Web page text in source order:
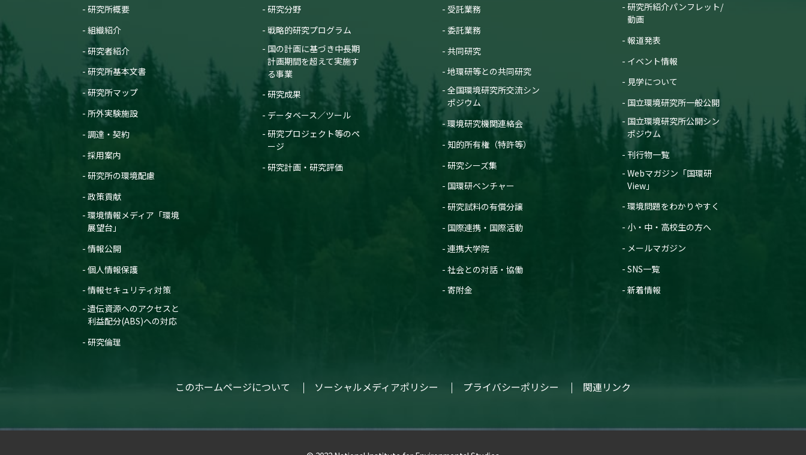
研究所概要
組織紹介
研究者紹介
研究所基本文書
研究所マップ
所外実験施設
調達・契約
採用案内
研究所の環境配慮
政策貢献
環境情報メディア「環境
展望台」
情報公開
個人情報保護
情報セキュリティ対策
遺伝資源へのアクセスと
利益配分(ABS)への対応
研究倫理
研究分野
戦略的研究プログラム
国の計画に基づき中長期
計画期間を超えて実施す
る事業
研究成果
データベース／ツール
研究プロジェクト等のペ
ージ
研究計画・研究評価
受託業務
委託業務
共同研究
地環研等との共同研究
全国環境研究所交流シン
ポジウム
環境研究機関連絡会
知的所有権（特許等）
研究シーズ集
国環研ベンチャー
研究試料の有償分譲
国際連携・国際活動
連携大学院
社会との対話・協働
寄附金
研究所紹介パンフレット/
動画
報道発表
イベント情報
見学について
国立環境研究所一般公開
国立環境研究所公開シン
ポジウム
刊行物一覧
Webマガジン「国環研
View」
環境問題をわかりやすく
小・中・高校生の方へ
メールマガジン
SNS一覧
新着情報
このホームページについて ソーシャルメディアポリシー プライバシーポリシー 関連リンク